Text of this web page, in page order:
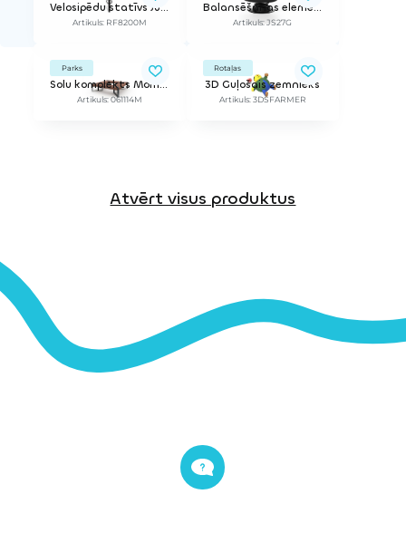
Velosipēdu statīvs Jumbo
Artikuls: RF8200M
Balansēšanas elements ar atsperi, zālienam | ø 27 cm.ar montāžas kronšteinu 21,5 cm dziļumam
Artikuls: JS27G
Parks
Solu komplekts Momentum, kvadrāta formā
Artikuls: 061114M
Rotaļas
3D Guļošais zemnieks
Artikuls: 3DSFARMER
Atvērt visus produktus